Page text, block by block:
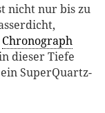
nicht nur bis zu
Chronograph
dieser Tiefe
SuperQuartz-